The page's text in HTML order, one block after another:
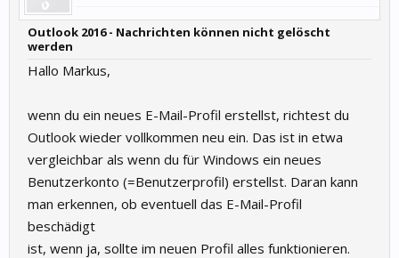
Outlook 2016 - Nachrichten können nicht gelöscht
werden
Hallo Markus,
wenn du ein neues E-Mail-Profil erstellst, richtest du
Outlook wieder vollkommen neu ein. Das ist in etwa
vergleichbar als wenn du für Windows ein neues
Benutzerkonto (=Benutzerprofil) erstellst. Daran kann
man erkennen, ob eventuell das E-Mail-Profil
beschädigt
ist, wenn ja, sollte im neuen Profil alles funktionieren.